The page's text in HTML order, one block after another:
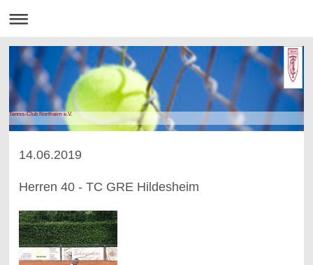
Tennis-Club Northeim e.V.
14.06.2019
Herren 40 - TC GRE Hildesheim